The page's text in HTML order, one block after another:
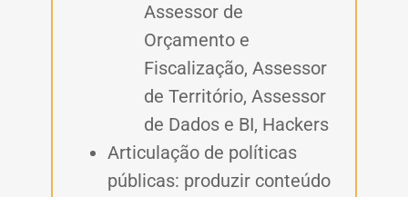
Assessor de
Orçamento e
Fiscalização, Assessor
de Território, Assessor
de Dados e BI, Hackers
Articulação de políticas
públicas: produzir conteúdo